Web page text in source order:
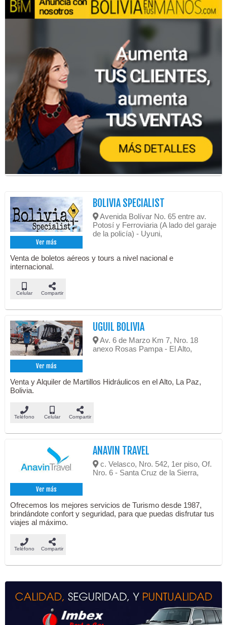
Ver más
BOLIVIA SPECIALIST
Avenida Bolívar No. 65 entre av.
Potosí y Ferroviaria (A lado del garaje
de la policía) - Uyuni,
Venta de boletos aéreos y tours a nivel nacional e
internacional.
Celular Compartir
Ver más
UGUIL BOLIVIA
Av. 6 de Marzo Km 7, Nro. 18
anexo Rosas Pampa - El Alto,
Venta y Alquiler de Martillos Hidráulicos en el Alto, La Paz,
Bolivia.
Teléfono Celular Compartir
Ver más
ANAVIN TRAVEL
c. Velasco, Nro. 542, 1er piso, Of.
Nro. 6 - Santa Cruz de la Sierra,
Ofrecemos los mejores servicios de Turismo desde 1987,
brindándote confort y seguridad, para que puedas disfrutar tus
viajes al máximo.
Teléfono Compartir